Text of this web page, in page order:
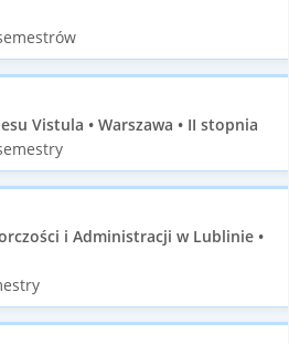
Vistula • Warszawa • II stopnia
i Administracji w Lublinie •